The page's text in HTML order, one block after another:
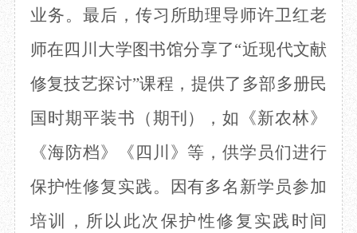
业务。最后， 传习所助理导师许卫红老
师在四川大学图书馆分享了“近现代文献
修复技艺探讨”课程，提供了多部多册民
国时期平装书（期刊），如《新农林》
《海防档》《四川》等，供学员们进行
保护性修复实践。因有多名新学员参加
培训，所以此次保护性修复实践时间